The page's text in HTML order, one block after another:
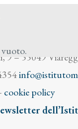
9 – 55049
cookie policy